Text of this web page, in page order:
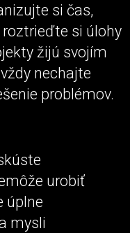
si čas,
si úlohy
žijú svojím
nechajte
problémov.
urobiť
úplne
mysli